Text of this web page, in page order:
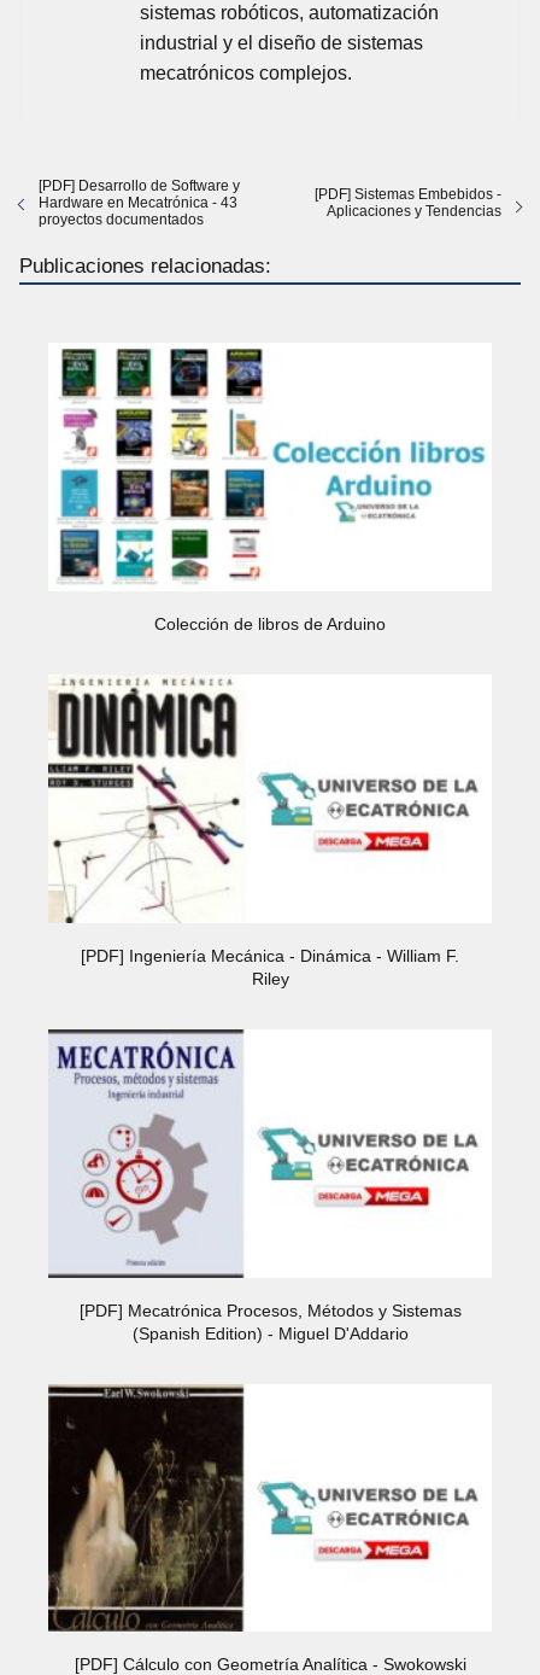
sistemas robóticos, automatización
industrial y el diseño de sistemas
mecatrónicos complejos.
[PDF] Desarrollo de Software y
Hardware en Mecatrónica - 43
proyectos documentados
[PDF] Sistemas Embebidos -
Aplicaciones y Tendencias
Publicaciones relacionadas:
Colección de libros de Arduino
[PDF] Ingeniería Mecánica - Dinámica - William F.
Riley
[PDF] Mecatrónica Procesos, Métodos y Sistemas
(Spanish Edition) - Miguel D'Addario
[PDF] Cálculo con Geometría Analítica - Swokowski